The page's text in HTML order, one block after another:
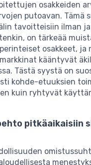
osakkeiden
putoavan. Tämä
tavoitteisiin ilman
on tärkeää
osakkeet,
kääntyvät
Tästä syystä on
kohde-etuuksien
kuin ryhtyvät
pitkäaikaisiin